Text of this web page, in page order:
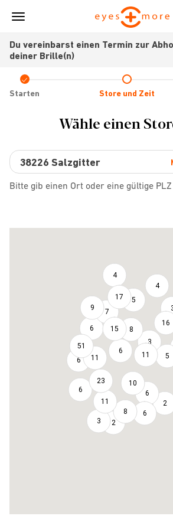
Skip
content
Du vereinbarst einen Termin zur
deiner Brille(n)
Check
icon
Starten Store und Zeit
Wähle einen
Bitte gib einen Ort oder eine gültige PLZ
9
51
6
4
17
6
7
11
6
15
5
23
4
8
6
11
3
11
10
16
3
8
2
5
6
6
2